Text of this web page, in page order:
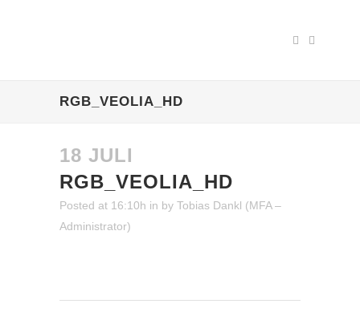
RGB_VEOLIA_HD
18 JULI
RGB_VEOLIA_HD
Posted at 16:10h in by Tobias Dankl (MFA –
Administrator)